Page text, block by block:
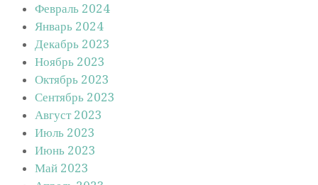
Февраль 2024
Январь 2024
Декабрь 2023
Ноябрь 2023
Октябрь 2023
Сентябрь 2023
Август 2023
Июль 2023
Июнь 2023
Май 2023